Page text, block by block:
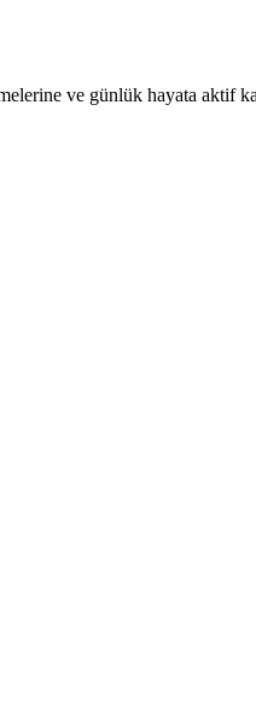
ve günlük hayata aktif